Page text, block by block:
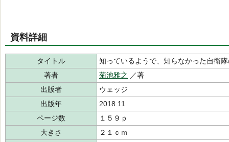
資料詳細
タイトル
知っているようで、知らなかった自衛
著者
菊池雅之 ／著
出版者
ウェッジ
出版年
2018.11
ページ数
１５９ｐ
大きさ
２１ｃｍ